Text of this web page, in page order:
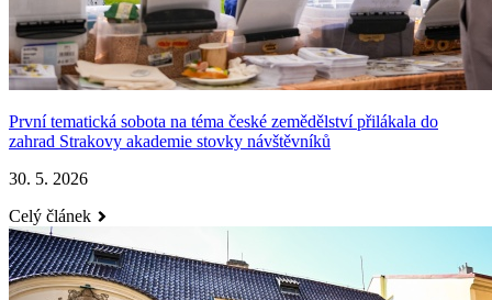
První tematická sobota na téma české zemědělství přilákala do
zahrad Strakovy akademie stovky návštěvníků
30. 5. 2026
Celý článek